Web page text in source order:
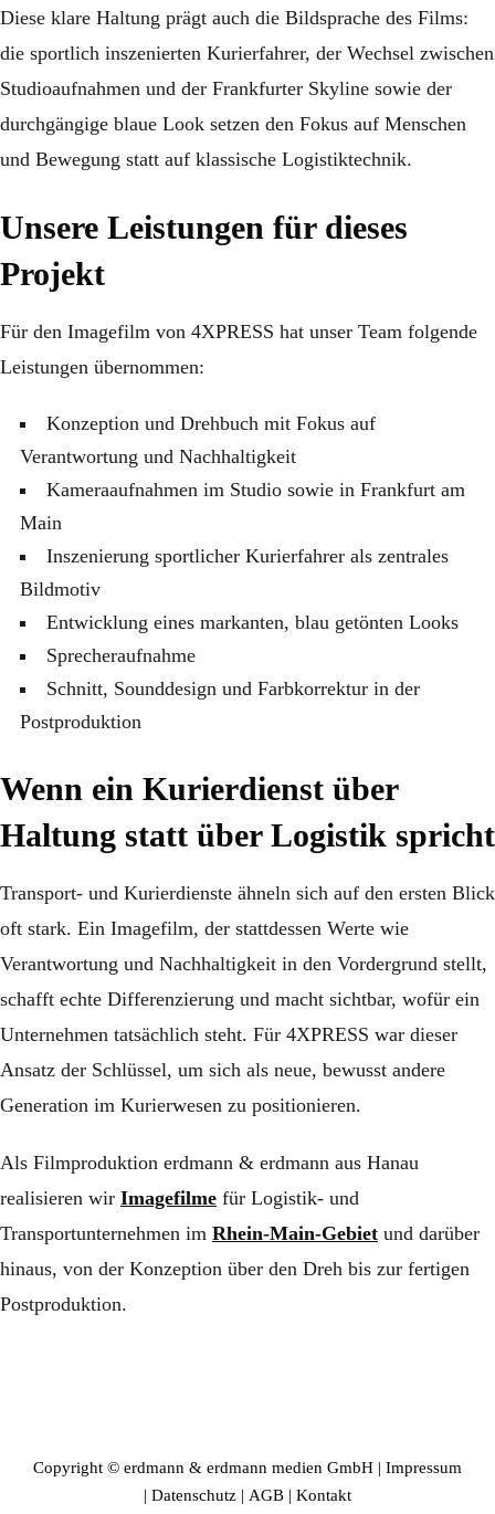
Diese klare Haltung prägt auch die Bildsprache des Films:
die sportlich inszenierten Kurierfahrer, der Wechsel zwischen
Studioaufnahmen und der Frankfurter Skyline sowie der
durchgängige blaue Look setzen den Fokus auf Menschen
und Bewegung statt auf klassische Logistiktechnik.
Unsere Leistungen für dieses
Projekt
Für den Imagefilm von 4XPRESS hat unser Team folgende
Leistungen übernommen:
Konzeption und Drehbuch mit Fokus auf
Verantwortung und Nachhaltigkeit
Kameraaufnahmen im Studio sowie in Frankfurt am
Main
Inszenierung sportlicher Kurierfahrer als zentrales
Bildmotiv
Entwicklung eines markanten, blau getönten Looks
Sprecheraufnahme
Schnitt, Sounddesign und Farbkorrektur in der
Postproduktion
Wenn ein Kurierdienst über
Haltung statt über Logistik spricht
Transport- und Kurierdienste ähneln sich auf den ersten Blick
oft stark. Ein Imagefilm, der stattdessen Werte wie
Verantwortung und Nachhaltigkeit in den Vordergrund stellt,
schafft echte Differenzierung und macht sichtbar, wofür ein
Unternehmen tatsächlich steht. Für 4XPRESS war dieser
Ansatz der Schlüssel, um sich als neue, bewusst andere
Generation im Kurierwesen zu positionieren.
Als Filmproduktion erdmann & erdmann aus Hanau
realisieren wir Imagefilme für Logistik- und
Transportunternehmen im Rhein-Main-Gebiet und darüber
hinaus, von der Konzeption über den Dreh bis zur fertigen
Postproduktion.
Copyright © erdmann & erdmann medien GmbH | Impressum
| Datenschutz | AGB | Kontakt